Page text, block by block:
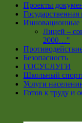
Проекты
Государственная
Инновационные
Лицей –
2000…”
Безопасность
ГОСУСЛУГИ
Школьный
Услуги
Готов к труду и